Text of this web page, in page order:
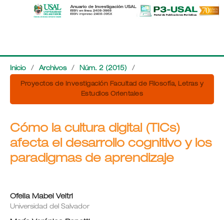
Inicio / Archivos / Núm. 2 (2015) /
Proyectos de Investigación Facultad de Filosofía, Letras y
Estudios Orientales
Cómo la cultura digital (TICs)
afecta el desarrollo cognitivo y los
paradigmas de aprendizaje
Ofelia Mabel Veltri
Universidad del Salvador